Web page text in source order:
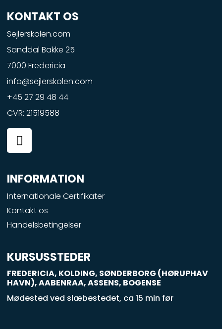
KONTAKT OS
Sejlerskolen.com
Sanddal Bakke 25
7000 Fredericia
info@sejlerskolen.com
+45 27 29 48 44
CVR: 21519588
F
a
c
e
b
o
o
k
-
q
u
a
r
INFORMATION
Internationale Certifikater
Kontakt os
Handelsbetingelser
KURSUSSTEDER
FREDERICIA, KOLDING, SØNDERBORG (HØRUPHAV
HAVN), AABENRAA, ASSENS, BOGENSE
Mødested ved slæbestedet, ca 15 min før